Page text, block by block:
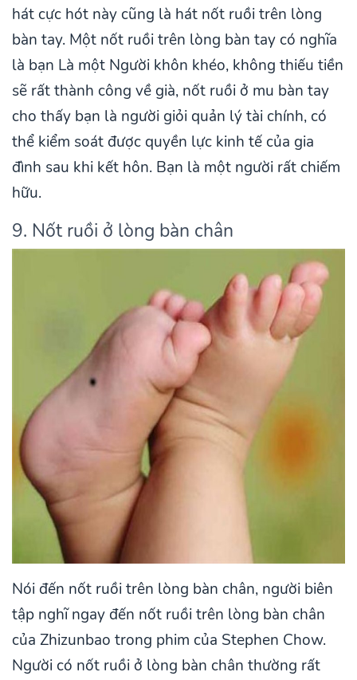
hát cực hót này cũng là hát nốt ruồi trên lòng
bàn tay. Một nốt ruồi trên lòng bàn tay có nghĩa
là bạn Là một Người khôn khéo, không thiếu tiền
sẽ rất thành công về già, nốt ruồi ở mu bàn tay
cho thấy bạn là người giỏi quản lý tài chính, có
thể kiểm soát được quyền lực kinh tế của gia
đình sau khi kết hôn. Bạn là một người rất chiếm
hữu.
9. Nốt ruồi ở lòng bàn chân
Nói đến nốt ruồi trên lòng bàn chân, người biên
tập nghĩ ngay đến nốt ruồi trên lòng bàn chân
của Zhizunbao trong phim của Stephen Chow.
Người có nốt ruồi ở lòng bàn chân thường rất